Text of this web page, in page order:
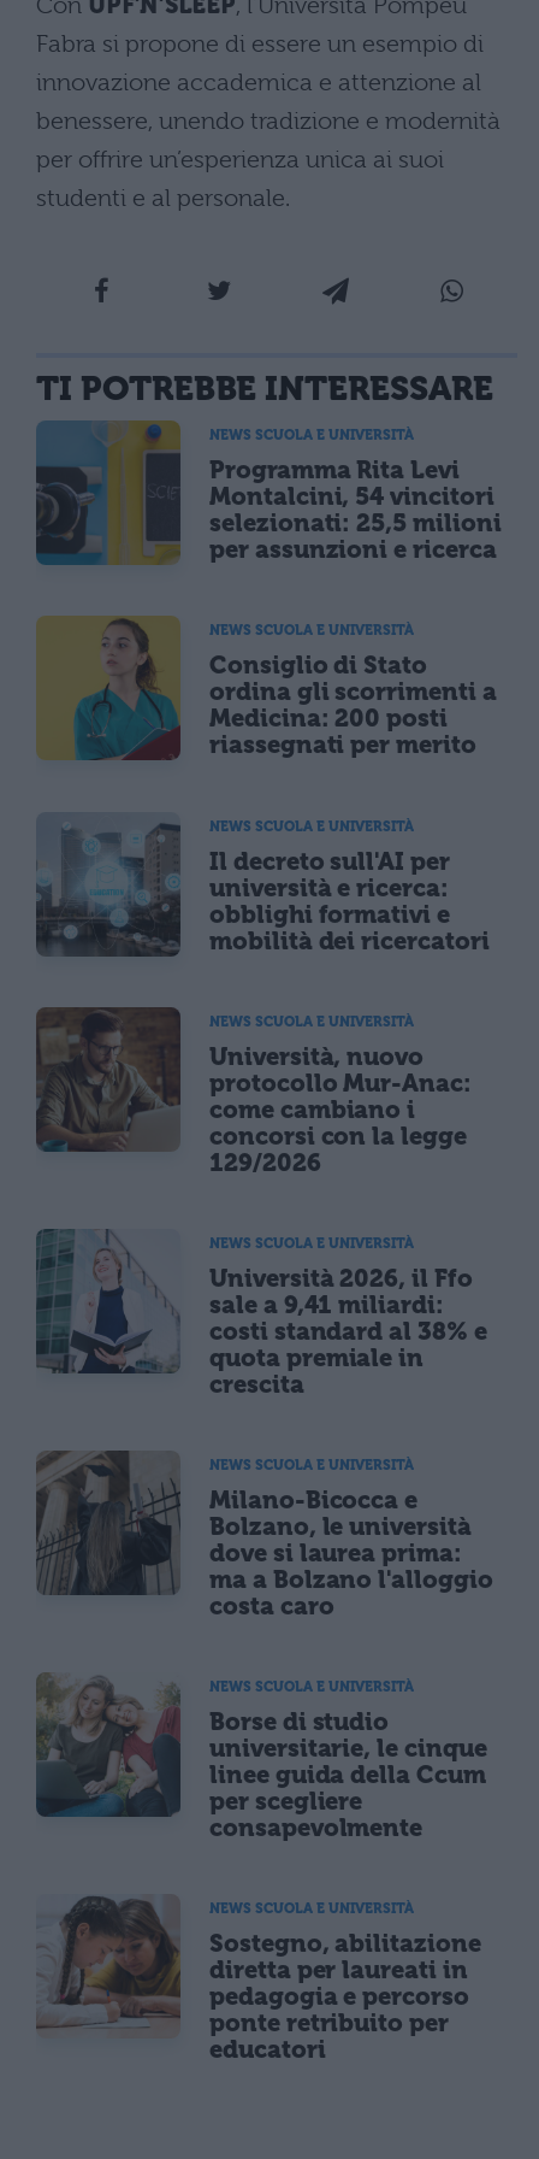
Con UPF’N’SLEEP, l’Università Pompeu
Fabra si propone di essere un esempio di
innovazione accademica e attenzione al
benessere, unendo tradizione e modernità
per offrire un’esperienza unica ai suoi
studenti e al personale.
TI POTREBBE INTERESSARE
NEWS SCUOLA E UNIVERSITÀ
Programma Rita Levi
Montalcini, 54 vincitori
selezionati: 25,5 milioni
per assunzioni e ricerca
NEWS SCUOLA E UNIVERSITÀ
Consiglio di Stato
ordina gli scorrimenti a
Medicina: 200 posti
riassegnati per merito
NEWS SCUOLA E UNIVERSITÀ
Il decreto sull'AI per
università e ricerca:
obblighi formativi e
mobilità dei ricercatori
NEWS SCUOLA E UNIVERSITÀ
Università, nuovo
protocollo Mur-Anac:
come cambiano i
concorsi con la legge
129/2026
NEWS SCUOLA E UNIVERSITÀ
Università 2026, il Ffo
sale a 9,41 miliardi:
costi standard al 38% e
quota premiale in
crescita
NEWS SCUOLA E UNIVERSITÀ
Milano-Bicocca e
Bolzano, le università
dove si laurea prima:
ma a Bolzano l'alloggio
costa caro
NEWS SCUOLA E UNIVERSITÀ
Borse di studio
universitarie, le cinque
linee guida della Ccum
per scegliere
consapevolmente
NEWS SCUOLA E UNIVERSITÀ
Sostegno, abilitazione
diretta per laureati in
pedagogia e percorso
ponte retribuito per
educatori